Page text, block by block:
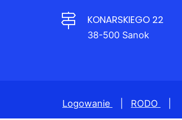
KONARSKIEGO 22
38-500 Sanok
Logowanie RODO